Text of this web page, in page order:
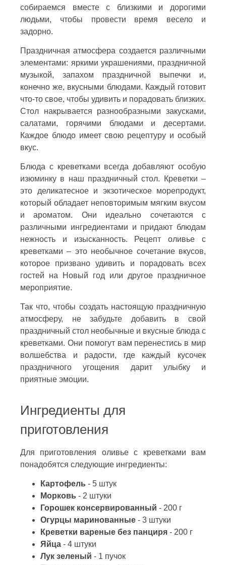
собираемся вместе с близкими и дорогими
людьми, чтобы провести время весело и
задорно.
Праздничная атмосфера создается различными
элементами: яркими украшениями, праздничной
музыкой, запахом праздничной выпечки и,
конечно же, вкусными блюдами. Каждый готовит
что-то свое, чтобы удивить и порадовать близких.
Стол накрывается разнообразными закусками,
салатами, горячими блюдами и десертами.
Каждое блюдо имеет свою рецептуру и особый
вкус.
Блюда с креветками всегда добавляют особую
изюминку в наш праздничный стол. Креветки –
это деликатесное и экзотическое морепродукт,
который обладает неповторимым мягким вкусом
и ароматом. Они идеально сочетаются с
различными ингредиентами и придают блюдам
нежность и изысканность. Рецепт оливье с
креветками – это необычное сочетание вкусов,
которое призвано удивить и порадовать всех
гостей на Новый год или другое праздничное
мероприятие.
Так что, чтобы создать настоящую праздничную
атмосферу, не забудьте добавить в свой
праздничный стол необычные и вкусные блюда с
креветками. Они помогут вам перенестись в мир
волшебства и радости, где каждый кусочек
праздничного угощения дарит улыбку и
приятные эмоции.
Ингредиенты для
приготовления
Для приготовления оливье с креветками вам
понадобятся следующие ингредиенты:
Картофель - 5 штук
Морковь - 2 штуки
Горошек консервированный - 200 г
Огурцы маринованные - 3 штуки
Креветки вареные без панциря - 200 г
Яйца - 4 штуки
Лук зеленый - 1 пучок